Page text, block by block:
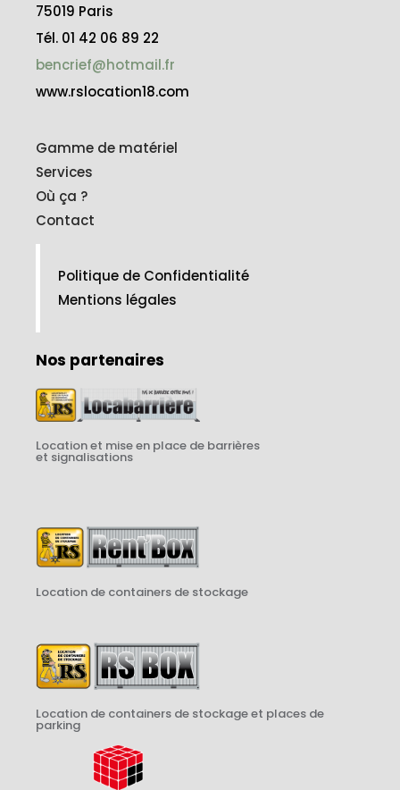
75019 Paris
Tél. 01 42 06 89 22
bencrief@hotmail.fr
www.rslocation18.com
Gamme de matériel
Services
Où ça ?
Contact
Politique de Confidentialité
Mentions légales
Nos partenaires
Location et mise en place de barrières
et signalisations
Location de containers de stockage
Location de containers de stockage et places de
parking